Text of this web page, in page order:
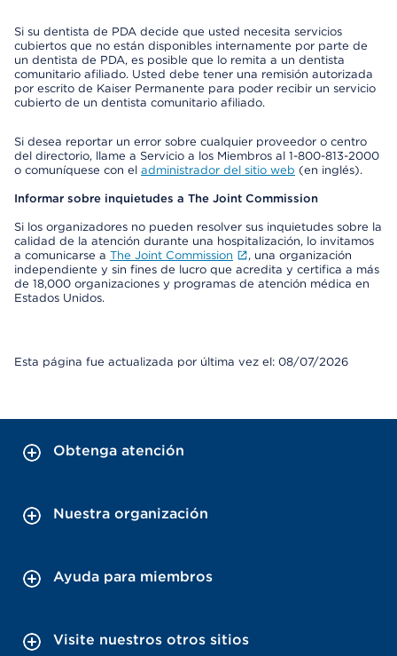
Si su dentista de PDA decide que usted necesita servicios
cubiertos que no están disponibles internamente por parte de
un dentista de PDA, es posible que lo remita a un dentista
comunitario afiliado. Usted debe tener una remisión autorizada
por escrito de Kaiser Permanente para poder recibir un servicio
cubierto de un dentista comunitario afiliado.
Si desea reportar un error sobre cualquier proveedor o centro
del directorio, llame a Servicio a los Miembros al 1-800-813-2000
o comuníquese con el administrador del sitio web (en inglés).
Informar sobre inquietudes a The Joint Commission
Si los organizadores no pueden resolver sus inquietudes sobre la
calidad de la atención durante una hospitalización, lo invitamos
a comunicarse a The Joint Commission
, una organización
independiente y sin fines de lucro que acredita y certifica a más
de 18,000 organizaciones y programas de atención médica en
Estados Unidos.
Esta página fue actualizada por última vez el: 08/07/2026
Obtenga atención
Nuestra organización
Ayuda para miembros
Visite nuestros otros sitios